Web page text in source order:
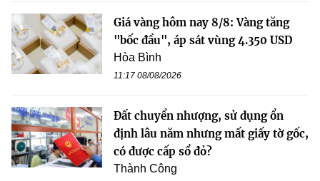
Giá vàng hôm nay 8/8: Vàng tăng
"bốc đầu", áp sát vùng 4.350 USD
Hòa Bình
11:17 08/08/2026
Đất chuyển nhượng, sử dụng ổn
định lâu năm nhưng mất giấy tờ gốc,
có được cấp sổ đỏ?
Thành Công